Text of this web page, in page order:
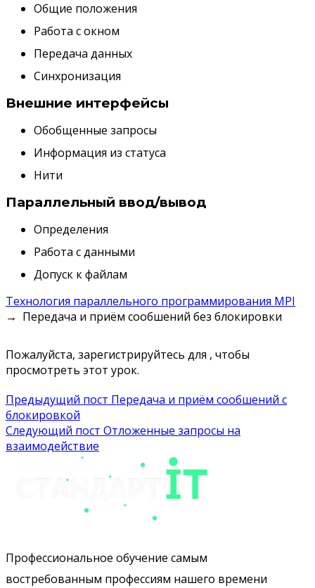
Общие положения
Работа с окном
Передача данных
Синхронизация
Внешние интерфейсы
Обобщенные запросы
Информация из статуса
Нити
Параллельный ввод/вывод
Определения
Работа с данными
Допуск к файлам
Технология параллельного программирования MPI
Передача и приём сообшений без блокировки
Пожалуйста, зарегистрируйтесь для , чтобы
просмотреть этот урок.
Навигация
по
записям
Предыдущий пост Передача и приём сообшений с
блокировкой
Следующий пост Отложенные запросы на
взаимодействие
Профессиональное обучение самым
востребованным профессиям нашего времени